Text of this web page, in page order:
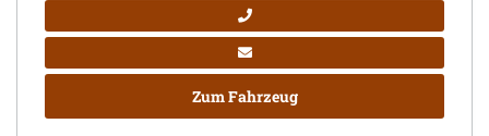
Zum Fahrzeug